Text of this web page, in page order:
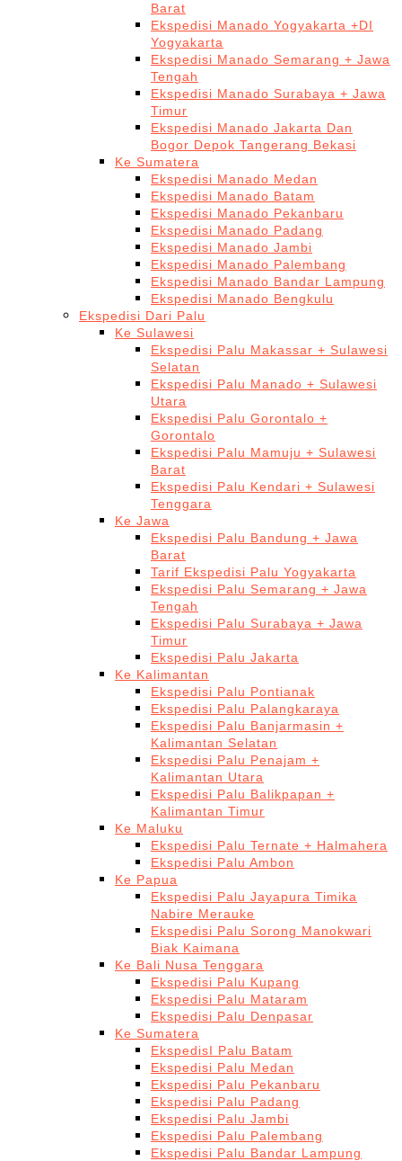
Barat
Ekspedisi Manado Yogyakarta +DI
Yogyakarta
Ekspedisi Manado Semarang + Jawa
Tengah
Ekspedisi Manado Surabaya + Jawa
Timur
Ekspedisi Manado Jakarta Dan
Bogor Depok Tangerang Bekasi
Ke Sumatera
Ekspedisi Manado Medan
Ekspedisi Manado Batam
Ekspedisi Manado Pekanbaru
Ekspedisi Manado Padang
Ekspedisi Manado Jambi
Ekspedisi Manado Palembang
Ekspedisi Manado Bandar Lampung
Ekspedisi Manado Bengkulu
Ekspedisi Dari Palu
Ke Sulawesi
Ekspedisi Palu Makassar + Sulawesi
Selatan
Ekspedisi Palu Manado + Sulawesi
Utara
Ekspedisi Palu Gorontalo +
Gorontalo
Ekspedisi Palu Mamuju + Sulawesi
Barat
Ekspedisi Palu Kendari + Sulawesi
Tenggara
Ke Jawa
Ekspedisi Palu Bandung + Jawa
Barat
Tarif Ekspedisi Palu Yogyakarta
Ekspedisi Palu Semarang + Jawa
Tengah
Ekspedisi Palu Surabaya + Jawa
Timur
Ekspedisi Palu Jakarta
Ke Kalimantan
Ekspedisi Palu Pontianak
Ekspedisi Palu Palangkaraya
Ekspedisi Palu Banjarmasin +
Kalimantan Selatan
Ekspedisi Palu Penajam +
Kalimantan Utara
Ekspedisi Palu Balikpapan +
Kalimantan Timur
Ke Maluku
Ekspedisi Palu Ternate + Halmahera
Ekspedisi Palu Ambon
Ke Papua
Ekspedisi Palu Jayapura Timika
Nabire Merauke
Ekspedisi Palu Sorong Manokwari
Biak Kaimana
Ke Bali Nusa Tenggara
Ekspedisi Palu Kupang
Ekspedisi Palu Mataram
Ekspedisi Palu Denpasar
Ke Sumatera
EkspedisI Palu Batam
Ekspedisi Palu Medan
Ekspedisi Palu Pekanbaru
Ekspedisi Palu Padang
Ekspedisi Palu Jambi
Ekspedisi Palu Palembang
Ekspedisi Palu Bandar Lampung